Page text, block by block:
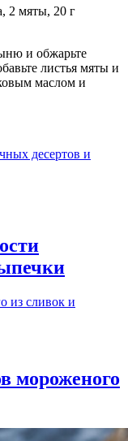
2 мяты, 20 г
и обжарьте
листья мяты и
маслом и
мороженого